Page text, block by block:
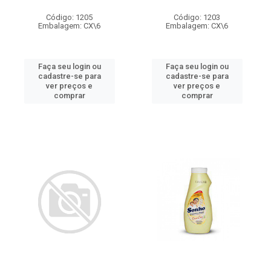
Código: 1205
Embalagem: CX\6
Faça seu login ou
cadastre-se para
ver preços e
comprar
Código: 1203
Embalagem: CX\6
Faça seu login ou
cadastre-se para
ver preços e
comprar